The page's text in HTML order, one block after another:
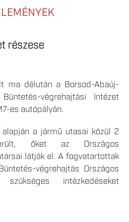
részese
ma délután a Borsod-Abaúj-
végrehajtási Intézet
es autópályán.
a jármű utasai közül 2
őket az Országos
látják el. A fogvatartottak
végrehajtás Országos
intézkedéseket